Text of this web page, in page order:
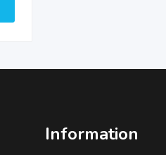
Information